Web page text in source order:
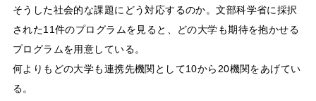
そうした社会的な課題にどう対応するのか。文部科学省に採択
された11件のプログラムを見ると、どの大学も期待を抱かせる
プログラムを用意している。
何よりもどの大学も連携先機関として10から20機関をあげてい
る。